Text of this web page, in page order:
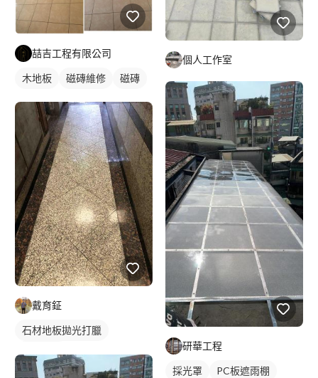
喆吉工程有限公司
木地板 磁磚維修 磁磚
戴育鉦
石材地板拋光打臘
個人工作室
研華工程
採光罩
PC板遮雨棚